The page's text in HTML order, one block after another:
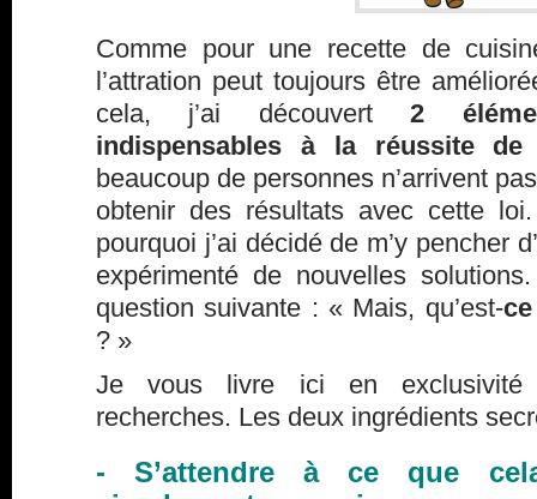
Comme pour une recette de
l’attration peut toujours être
cela, j’ai découvert2
indispensables à la réussite de
beaucoup de personnes n’arrivent
obtenir des résultats avec cette
pourquoi j’ai décidé de m’y pencher
expérimenté de nouvelles
question suivante : « Mais, qu’est-
? »
Je vous livre ici en
recherches. Les deux ingrédients
- S’attendre à ce que